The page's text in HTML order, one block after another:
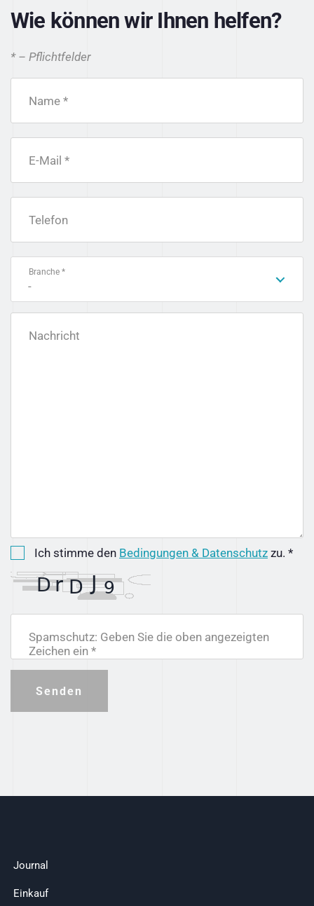
Wie können wir Ihnen helfen?
* – Pflichtfelder
Name *
E-Mail *
Telefon
Branche *
-
Nachricht
Ich stimme den Bedingungen & Datenschutz zu. *
Spamschutz: Geben Sie die oben angezeigten
Zeichen ein *
Senden
Journal
Einkauf